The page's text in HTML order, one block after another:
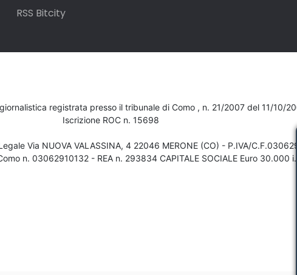
RSS Bitcity
registrata presso il tribunale di Como , n. 21/2007 del 11/10/
Iscrizione ROC n. 15698
Via NUOVA VALASSINA, 4 22046 MERONE (CO) - P.IVA/
n. 03062910132 - REA n. 293834 CAPITALE SOCIALE Euro 30.000